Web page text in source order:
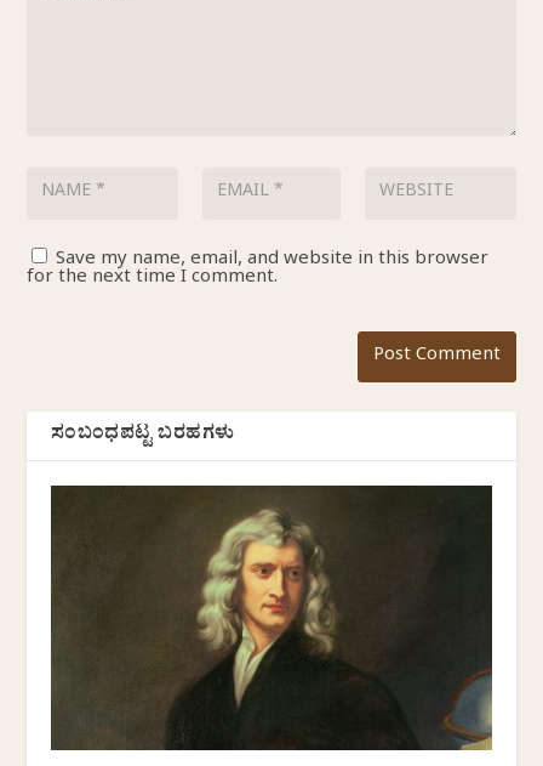
Save my name, email, and website in this browser
for the next time I comment.
ಸಂಬಂಧಪಟ್ಟ ಬರಹಗಳು